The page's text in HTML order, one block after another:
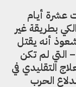
عشرة أيام
بطريقة غير
أنه يقتل
التي لم تكن
التقليدي في
الحرب